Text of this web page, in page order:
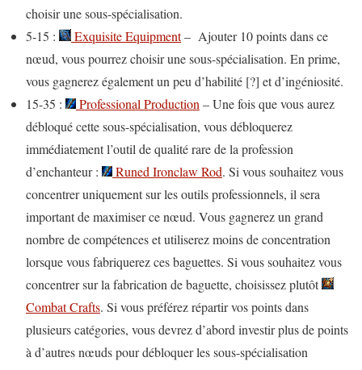
choisir une sous-spécialisation.
5-15 :
Exquisite Equipment– Ajouter 10 points dans ce
nœud, vous pourrez choisir une sous-spécialisation. En prime,
vous gagnerez également un peu d’habilité [?] et d’ingéniosité.
15-35 :
Professional Production – Une fois que vous aurez
débloqué cette sous-spécialisation, vous débloquerez
immédiatement l’outil de qualité rare de la profession
d’enchanteur :
Runed Ironclaw Rod. Si vous souhaitez vous
concentrer uniquement sur les outils professionnels, il sera
important de maximiser ce nœud. Vous gagnerez un grand
nombre de compétences et utiliserez moins de concentration
lorsque vous fabriquerez ces baguettes. Si vous souhaitez vous
concentrer sur la fabrication de baguette, choisissez plutôt
Combat Crafts. Si vous préférez répartir vos points dans
plusieurs catégories, vous devrez d’abord investir plus de points
à d’autres nœuds pour débloquer les sous-spécialisation